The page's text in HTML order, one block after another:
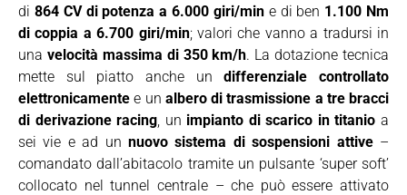
di 864 CV di potenza a 6.000 giri/mine di ben 1.100 Nm
di coppia a 6.700 giri/min; valori che vanno a tradursi in
una velocità massima di 350 km/h. La dotazione tecnica
mette sul piatto anche undifferenziale controllato
elettronicamente e un albero di trasmissione a tre bracci
di derivazione racing , un impianto di scarico in titanio a
sei vie e ad un nuovo sistema di sospensioni attive–
comandato dall’abitacolo tramite un pulsante ‘super soft’
collocato nel tunnel centrale – che può essere attivato